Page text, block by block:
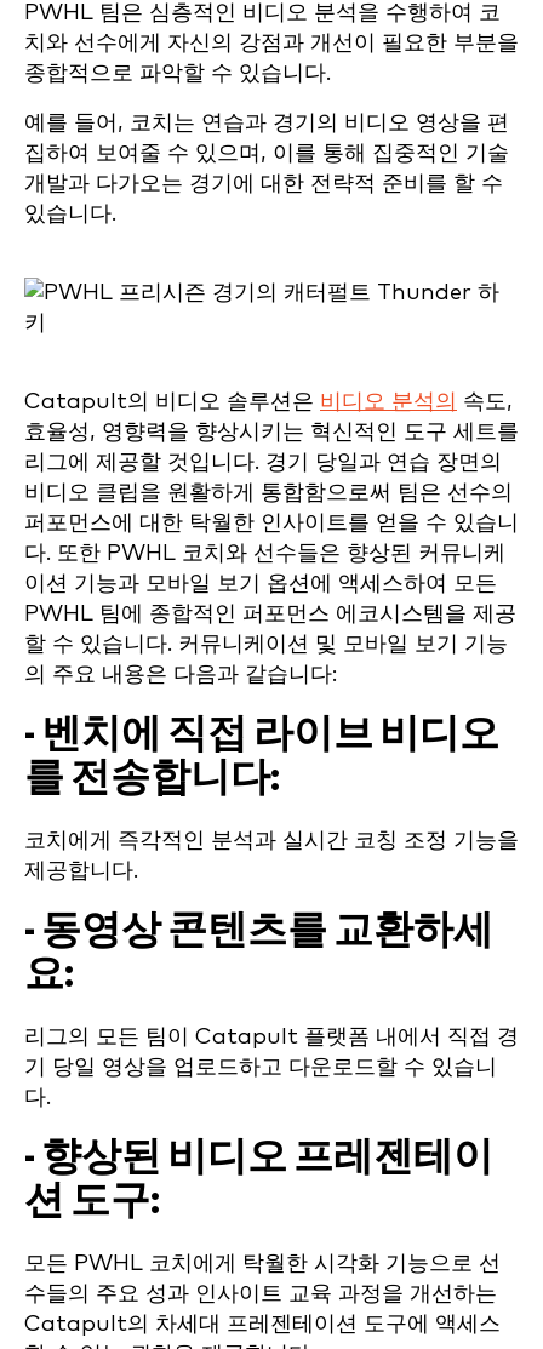
PWHL 팀은 심층적인 비디오 분석을 수행하여 코
치와 선수에게 자신의 강점과 개선이 필요한 부분을
종합적으로 파악할 수 있습니다.
예를 들어, 코치는 연습과 경기의 비디오 영상을 편
집하여 보여줄 수 있으며, 이를 통해 집중적인 기술
개발과 다가오는 경기에 대한 전략적 준비를 할 수
있습니다.
Catapult의 비디오 솔루션은 비디오 분석의 속도,
효율성, 영향력을 향상시키는 혁신적인 도구 세트를
리그에 제공할 것입니다. 경기 당일과 연습 장면의
비디오 클립을 원활하게 통합함으로써 팀은 선수의
퍼포먼스에 대한 탁월한 인사이트를 얻을 수 있습니
다. 또한 PWHL 코치와 선수들은 향상된 커뮤니케
이션 기능과 모바일 보기 옵션에 액세스하여 모든
PWHL 팀에 종합적인 퍼포먼스 에코시스템을 제공
할 수 있습니다. 커뮤니케이션 및 모바일 보기 기능
의 주요 내용은 다음과 같습니다:
- 벤치에 직접 라이브 비디오
를 전송합니다:
코치에게 즉각적인 분석과 실시간 코칭 조정 기능을
제공합니다.
- 동영상 콘텐츠를 교환하세
요:
리그의 모든 팀이 Catapult 플랫폼 내에서 직접 경
기 당일 영상을 업로드하고 다운로드할 수 있습니
다.
- 향상된 비디오 프레젠테이
션 도구:
모든 PWHL 코치에게 탁월한 시각화 기능으로 선
수들의 주요 성과 인사이트 교육 과정을 개선하는
Catapult의 차세대 프레젠테이션 도구에 액세스